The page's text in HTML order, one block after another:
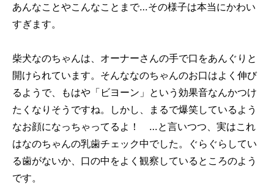
あんなことやこんなことまで…その様子は本当にかわい
すぎます。
柴犬なのちゃんは、オーナーさんの手で口をあんぐりと
開けられています。そんななのちゃんのお口はよく伸び
るようで、もはや「ビヨーン」という効果音なんかつけ
たくなりそうですね。しかし、まるで爆笑しているよう
なお顔になっちゃってるよ！ …と言いつつ、実はこれ
はなのちゃんの乳歯チェック中でした。ぐらぐらしてい
る歯がないか、口の中をよく観察しているところのよう
です。